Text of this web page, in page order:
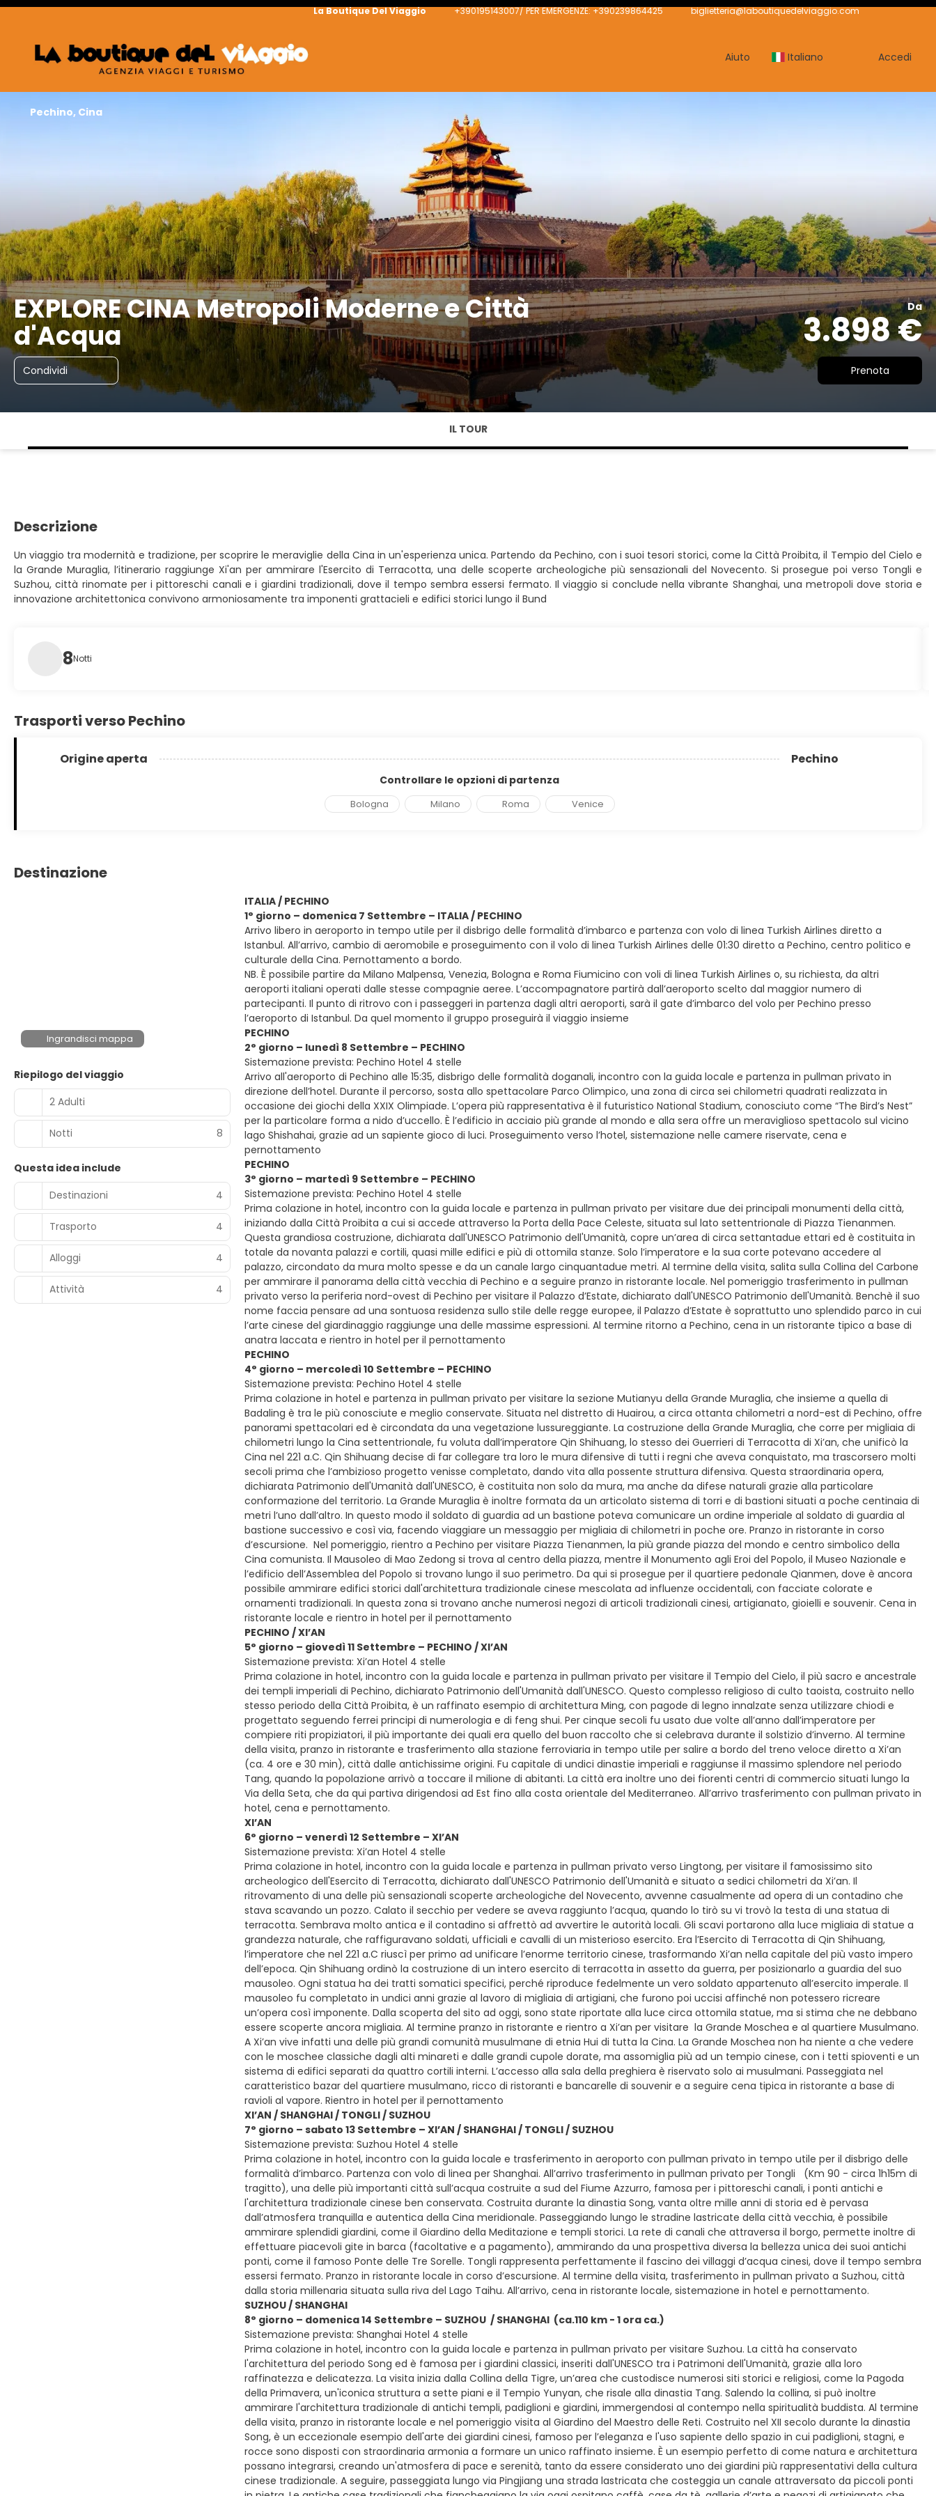
La Boutique Del Viaggio +390195143007/ PER EMERGENZE: +390239864425 biglietteria@laboutiquedelviaggio.com
Aiuto Italiano Accedi
EXPLORE CINA Metropoli Moderne e Città
d'Acqua
Da
3.898 €
Condividi Prenota
Pechino, Cina
IL TOUR
Descrizione
Un viaggio tra modernità e tradizione, per scoprire le meraviglie della Cina in un'esperienza unica. Partendo da Pechino, con i suoi tesori storici, come la Città Proibita, il Tempio del Cielo e
la Grande Muraglia, l’itinerario raggiunge Xi'an per ammirare l'Esercito di Terracotta, una delle scoperte archeologiche più sensazionali del Novecento. Si prosegue poi verso Tongli e
Suzhou, città rinomate per i pittoreschi canali e i giardini tradizionali, dove il tempo sembra essersi fermato. Il viaggio si conclude nella vibrante Shanghai, una metropoli dove storia e
innovazione architettonica convivono armoniosamente tra imponenti grattacieli e edifici storici lungo il Bund
8Notti
Trasporti verso Pechino
Origine aperta Pechino
Controllare le opzioni di partenza
Bologna Milano Roma Venice
Destinazione
Ingrandisci mappa
Riepilogo del viaggio
2 Adulti
Notti 8
Questa idea include
Destinazioni
4
Trasporto 4
Alloggi 4
Attività 4
ITALIA / PECHINO
1° giorno – domenica 7 Settembre – ITALIA / PECHINO
Arrivo libero in aeroporto in tempo utile per il disbrigo delle formalità d’imbarco e partenza con volo di linea Turkish Airlines diretto a
Istanbul. All’arrivo, cambio di aeromobile e proseguimento con il volo di linea Turkish Airlines delle 01:30 diretto a Pechino, centro politico e
culturale della Cina. Pernottamento a bordo.
NB. È possibile partire da Milano Malpensa, Venezia, Bologna e Roma Fiumicino con voli di linea Turkish Airlines o, su richiesta, da altri
aeroporti italiani operati dalle stesse compagnie aeree. L’accompagnatore partirà dall’aeroporto scelto dal maggior numero di
partecipanti. Il punto di ritrovo con i passeggeri in partenza dagli altri aeroporti, sarà il gate d’imbarco del volo per Pechino presso
l’aeroporto di Istanbul. Da quel momento il gruppo proseguirà il viaggio insieme
PECHINO
2° giorno – lunedì 8 Settembre – PECHINO
Sistemazione prevista: Pechino Hotel 4 stelle
Arrivo all'aeroporto di Pechino alle 15:35, disbrigo delle formalità doganali, incontro con la guida locale e partenza in pullman privato in
direzione dell’hotel. Durante il percorso, sosta allo spettacolare Parco Olimpico, una zona di circa sei chilometri quadrati realizzata in
occasione dei giochi della XXIX Olimpiade. L’opera più rappresentativa è il futuristico National Stadium, conosciuto come “The Bird’s Nest”
per la particolare forma a nido d’uccello. È l’edificio in acciaio più grande al mondo e alla sera offre un meraviglioso spettacolo sul vicino
lago Shishahai, grazie ad un sapiente gioco di luci. Proseguimento verso l’hotel, sistemazione nelle camere riservate, cena e
pernottamento
PECHINO
3° giorno – martedì 9 Settembre – PECHINO
Sistemazione prevista: Pechino Hotel 4 stelle
Prima colazione in hotel, incontro con la guida locale e partenza in pullman privato per visitare due dei principali monumenti della città,
iniziando dalla Città Proibita a cui si accede attraverso la Porta della Pace Celeste, situata sul lato settentrionale di Piazza Tienanmen.
Questa grandiosa costruzione, dichiarata dall'UNESCO Patrimonio dell'Umanità, copre un’area di circa settantadue ettari ed è costituita in
totale da novanta palazzi e cortili, quasi mille edifici e più di ottomila stanze. Solo l’imperatore e la sua corte potevano accedere al
palazzo, circondato da mura molto spesse e da un canale largo cinquantadue metri. Al termine della visita, salita sulla Collina del Carbone
per ammirare il panorama della città vecchia di Pechino e a seguire pranzo in ristorante locale. Nel pomeriggio trasferimento in pullman
privato verso la periferia nord-ovest di Pechino per visitare il Palazzo d’Estate, dichiarato dall'UNESCO Patrimonio dell'Umanità. Benchè il suo
nome faccia pensare ad una sontuosa residenza sullo stile delle regge europee, il Palazzo d’Estate è soprattutto uno splendido parco in cui
l’arte cinese del giardinaggio raggiunge una delle massime espressioni. Al termine ritorno a Pechino, cena in un ristorante tipico a base di
anatra laccata e rientro in hotel per il pernottamento
PECHINO
4° giorno – mercoledì 10 Settembre – PECHINO
Sistemazione prevista: Pechino Hotel 4 stelle
Prima colazione in hotel e partenza in pullman privato per visitare la sezione Mutianyu della Grande Muraglia, che insieme a quella di
Badaling è tra le più conosciute e meglio conservate. Situata nel distretto di Huairou, a circa ottanta chilometri a nord-est di Pechino, offre
panorami spettacolari ed è circondata da una vegetazione lussureggiante. La costruzione della Grande Muraglia, che corre per migliaia di
chilometri lungo la Cina settentrionale, fu voluta dall’imperatore Qin Shihuang, lo stesso dei Guerrieri di Terracotta di Xi’an, che unificò la
Cina nel 221 a.C. Qin Shihuang decise di far collegare tra loro le mura difensive di tutti i regni che aveva conquistato, ma trascorsero molti
secoli prima che l’ambizioso progetto venisse completato, dando vita alla possente struttura difensiva. Questa straordinaria opera,
dichiarata Patrimonio dell'Umanità dall'UNESCO, è costituita non solo da mura, ma anche da difese naturali grazie alla particolare
conformazione del territorio. La Grande Muraglia è inoltre formata da un articolato sistema di torri e di bastioni situati a poche centinaia di
metri l’uno dall’altro. In questo modo il soldato di guardia ad un bastione poteva comunicare un ordine imperiale al soldato di guardia al
bastione successivo e così via, facendo viaggiare un messaggio per migliaia di chilometri in poche ore. Pranzo in ristorante in corso
d’escursione. Nel pomeriggio, rientro a Pechino per visitare Piazza Tienanmen, la più grande piazza del mondo e centro simbolico della
Cina comunista. Il Mausoleo di Mao Zedong si trova al centro della piazza, mentre il Monumento agli Eroi del Popolo, il Museo Nazionale e
l’edificio dell’Assemblea del Popolo si trovano lungo il suo perimetro. Da qui si prosegue per il quartiere pedonale Qianmen, dove è ancora
possibile ammirare edifici storici dall'architettura tradizionale cinese mescolata ad influenze occidentali, con facciate colorate e
ornamenti tradizionali. In questa zona si trovano anche numerosi negozi di articoli tradizionali cinesi, artigianato, gioielli e souvenir. Cena in
ristorante locale e rientro in hotel per il pernottamento
PECHINO / XI’AN
5° giorno – giovedì 11 Settembre – PECHINO / XI’AN
Sistemazione prevista: Xi’an Hotel 4 stelle
Prima colazione in hotel, incontro con la guida locale e partenza in pullman privato per visitare il Tempio del Cielo, il più sacro e ancestrale
dei templi imperiali di Pechino, dichiarato Patrimonio dell'Umanità dall'UNESCO. Questo complesso religioso di culto taoista, costruito nello
stesso periodo della Città Proibita, è un raffinato esempio di architettura Ming, con pagode di legno innalzate senza utilizzare chiodi e
progettato seguendo ferrei principi di numerologia e di feng shui. Per cinque secoli fu usato due volte all’anno dall’imperatore per
compiere riti propiziatori, il più importante dei quali era quello del buon raccolto che si celebrava durante il solstizio d’inverno. Al termine
della visita, pranzo in ristorante e trasferimento alla stazione ferroviaria in tempo utile per salire a bordo del treno veloce diretto a Xi’an
(ca. 4 ore e 30 min), città dalle antichissime origini. Fu capitale di undici dinastie imperiali e raggiunse il massimo splendore nel periodo
Tang, quando la popolazione arrivò a toccare il milione di abitanti. La città era inoltre uno dei fiorenti centri di commercio situati lungo la
Via della Seta, che da qui partiva dirigendosi ad Est fino alla costa orientale del Mediterraneo. All’arrivo trasferimento con pullman privato in
hotel, cena e pernottamento.
XI’AN
6° giorno – venerdì 12 Settembre – XI’AN
Sistemazione prevista: Xi’an Hotel 4 stelle
Prima colazione in hotel, incontro con la guida locale e partenza in pullman privato verso Lingtong, per visitare il famosissimo sito
archeologico dell'Esercito di Terracotta, dichiarato dall'UNESCO Patrimonio dell'Umanità e situato a sedici chilometri da Xi’an. Il
ritrovamento di una delle più sensazionali scoperte archeologiche del Novecento, avvenne casualmente ad opera di un contadino che
stava scavando un pozzo. Calato il secchio per vedere se aveva raggiunto l’acqua, quando lo tirò su vi trovò la testa di una statua di
terracotta. Sembrava molto antica e il contadino si affrettò ad avvertire le autorità locali. Gli scavi portarono alla luce migliaia di statue a
grandezza naturale, che raffiguravano soldati, ufficiali e cavalli di un misterioso esercito. Era l’Esercito di Terracotta di Qin Shihuang,
l’imperatore che nel 221 a.C riuscì per primo ad unificare l’enorme territorio cinese, trasformando Xi’an nella capitale del più vasto impero
dell’epoca. Qin Shihuang ordinò la costruzione di un intero esercito di terracotta in assetto da guerra, per posizionarlo a guardia del suo
mausoleo. Ogni statua ha dei tratti somatici specifici, perché riproduce fedelmente un vero soldato appartenuto all’esercito imperale. Il
mausoleo fu completato in undici anni grazie al lavoro di migliaia di artigiani, che furono poi uccisi affinché non potessero ricreare
un’opera così imponente. Dalla scoperta del sito ad oggi, sono state riportate alla luce circa ottomila statue, ma si stima che ne debbano
essere scoperte ancora migliaia. Al termine pranzo in ristorante e rientro a Xi’an per visitare la Grande Moschea e al quartiere Musulmano.
A Xi’an vive infatti una delle più grandi comunità musulmane di etnia Hui di tutta la Cina. La Grande Moschea non ha niente a che vedere
con le moschee classiche dagli alti minareti e dalle grandi cupole dorate, ma assomiglia più ad un tempio cinese, con i tetti spioventi e un
sistema di edifici separati da quattro cortili interni. L’accesso alla sala della preghiera è riservato solo ai musulmani. Passeggiata nel
caratteristico bazar del quartiere musulmano, ricco di ristoranti e bancarelle di souvenir e a seguire cena tipica in ristorante a base di
ravioli al vapore. Rientro in hotel per il pernottamento
XI’AN / SHANGHAI / TONGLI / SUZHOU
7° giorno – sabato 13 Settembre – XI’AN / SHANGHAI / TONGLI / SUZHOU
Sistemazione prevista: Suzhou Hotel 4 stelle
Prima colazione in hotel, incontro con la guida locale e trasferimento in aeroporto con pullman privato in tempo utile per il disbrigo delle
formalità d’imbarco. Partenza con volo di linea per Shanghai. All’arrivo trasferimento in pullman privato per Tongli (Km 90 - circa 1h15m di
tragitto), una delle più importanti città sull’acqua costruite a sud del Fiume Azzurro, famosa per i pittoreschi canali, i ponti antichi e
l'architettura tradizionale cinese ben conservata. Costruita durante la dinastia Song, vanta oltre mille anni di storia ed è pervasa
dall’atmosfera tranquilla e autentica della Cina meridionale. Passeggiando lungo le stradine lastricate della città vecchia, è possibile
ammirare splendidi giardini, come il Giardino della Meditazione e templi storici. La rete di canali che attraversa il borgo, permette inoltre di
effettuare piacevoli gite in barca (facoltative e a pagamento), ammirando da una prospettiva diversa la bellezza unica dei suoi antichi
ponti, come il famoso Ponte delle Tre Sorelle. Tongli rappresenta perfettamente il fascino dei villaggi d’acqua cinesi, dove il tempo sembra
essersi fermato. Pranzo in ristorante locale in corso d’escursione. Al termine della visita, trasferimento in pullman privato a Suzhou, città
dalla storia millenaria situata sulla riva del Lago Taihu. All’arrivo, cena in ristorante locale, sistemazione in hotel e pernottamento.
SUZHOU / SHANGHAI
8° giorno – domenica 14 Settembre – SUZHOU / SHANGHAI (ca.110 km - 1 ora ca.)
Sistemazione prevista: Shanghai Hotel 4 stelle
Prima colazione in hotel, incontro con la guida locale e partenza in pullman privato per visitare Suzhou. La città ha conservato
l'architettura del periodo Song ed è famosa per i giardini classici, inseriti dall'UNESCO tra i Patrimoni dell'Umanità, grazie alla loro
raffinatezza e delicatezza. La visita inizia dalla Collina della Tigre, un’area che custodisce numerosi siti storici e religiosi, come la Pagoda
della Primavera, un'iconica struttura a sette piani e il Tempio Yunyan, che risale alla dinastia Tang. Salendo la collina, si può inoltre
ammirare l'architettura tradizionale di antichi templi, padiglioni e giardini, immergendosi al contempo nella spiritualità buddista. Al termine
della visita, pranzo in ristorante locale e nel pomeriggio visita al Giardino del Maestro delle Reti. Costruito nel XII secolo durante la dinastia
Song, è un eccezionale esempio dell'arte dei giardini cinesi, famoso per l’eleganza e l'uso sapiente dello spazio in cui padiglioni, stagni, e
rocce sono disposti con straordinaria armonia a formare un unico raffinato insieme. È un esempio perfetto di come natura e architettura
possano integrarsi, creando un'atmosfera di pace e serenità, tanto da essere considerato uno dei giardini più rappresentativi della cultura
cinese tradizionale. A seguire, passeggiata lungo via Pingjiang una strada lastricata che costeggia un canale attraversato da piccoli ponti